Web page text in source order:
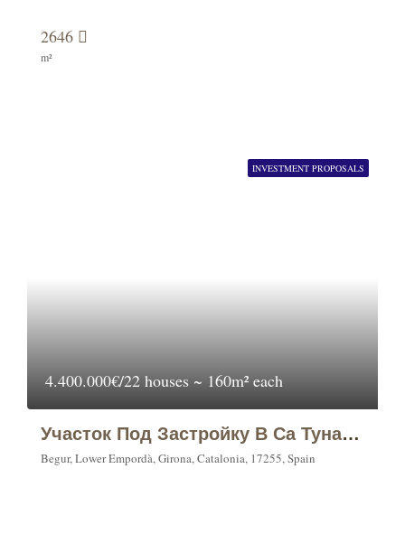
2646
m²
INVESTMENT PROPOSALS
4.400.000€/22 houses ~ 160m² each
Участок Под Застройку В Са Туна (Sa Tuna), Бегур (Begur)
Begur, Lower Empordà, Girona, Catalonia, 17255, Spain